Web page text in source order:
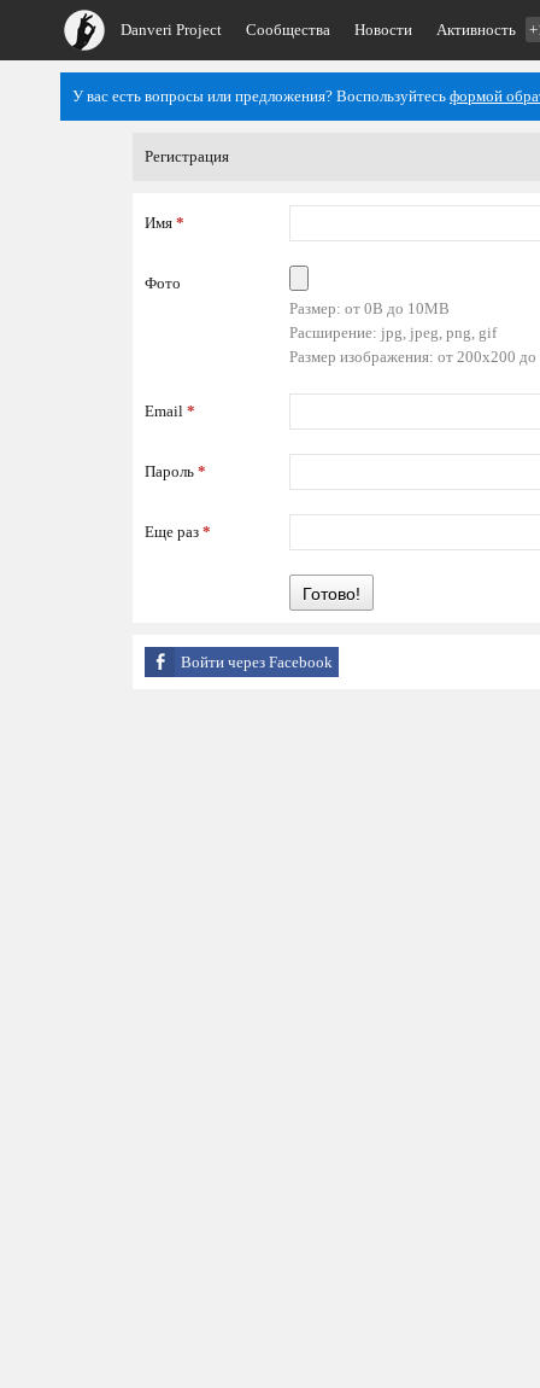
Danveri Project Сообщества Новости Активность
У вас есть вопросы или предложения? Воспользуйтесь формой
Регистрация
Имя *
Фото
Размер: от 0B до 10MB
Расширение: jpg, jpeg, png, gif
Размер изображения: от 200x200
Email *
Пароль *
Еще раз *
Готово!
Войти через Facebook